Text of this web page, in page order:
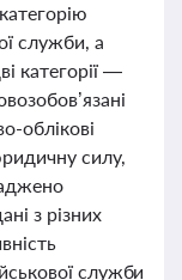
служби, а
категорії —
облікові
силу,
з різних
служби